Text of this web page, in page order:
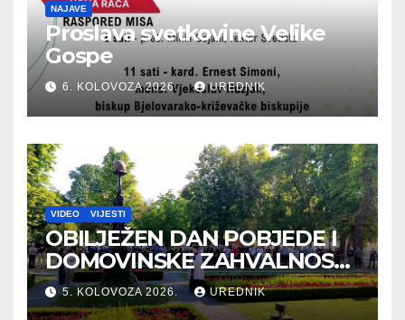
NAJAVE
Proslava svetkovine Velike
Gospe
6. KOLOVOZA 2026. UREDNIK
VIDEO VIJESTI
OBILJEŽEN DAN POBJEDE I
DOMOVINSKE ZAHVALNOSTI
TE DAN HRVATSKIH
BRANITELJA
5. KOLOVOZA 2026. UREDNIK